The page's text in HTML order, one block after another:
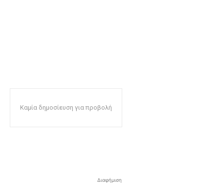
Καμία δημοσίευση για προβολή
Διαφήμιση